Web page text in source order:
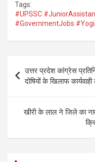
ce
b
o
k
ail
Tags:
#UPSSC
#GovernmentJobs
navigation
उत्तर प्रदेश कांग्रेस
दोषियों के खिलाफ कार्यवाही
खीरी के लाल ने जिले का